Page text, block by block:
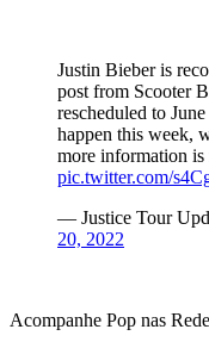
Justin Bieber is
post from Scooter
rescheduled to
happen this week,
more information is
pic.twitter.com/
— Justice Tour
20, 2022
Acompanhe Pop nas